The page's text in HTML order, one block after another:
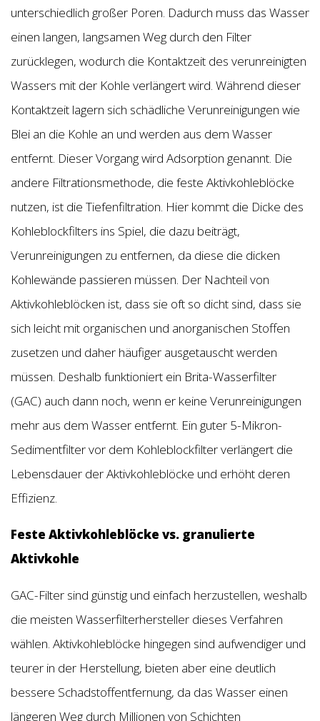
unterschiedlich großer Poren. Dadurch muss das Wasser
einen langen, langsamen Weg durch den Filter
zurücklegen, wodurch die Kontaktzeit des verunreinigten
Wassers mit der Kohle verlängert wird. Während dieser
Kontaktzeit lagern sich schädliche Verunreinigungen wie
Blei an die Kohle an und werden aus dem Wasser
entfernt. Dieser Vorgang wird Adsorption genannt. Die
andere Filtrationsmethode, die feste Aktivkohleblöcke
nutzen, ist die Tiefenfiltration. Hier kommt die Dicke des
Kohleblockfilters ins Spiel, die dazu beiträgt,
Verunreinigungen zu entfernen, da diese die dicken
Kohlewände passieren müssen. Der Nachteil von
Aktivkohleblöcken ist, dass sie oft so dicht sind, dass sie
sich leicht mit organischen und anorganischen Stoffen
zusetzen und daher häufiger ausgetauscht werden
müssen. Deshalb funktioniert ein Brita-Wasserfilter
(GAC) auch dann noch, wenn er keine Verunreinigungen
mehr aus dem Wasser entfernt. Ein guter 5-Mikron-
Sedimentfilter vor dem Kohleblockfilter verlängert die
Lebensdauer der Aktivkohleblöcke und erhöht deren
Effizienz.
Feste Aktivkohleblöcke vs. granulierte
Aktivkohle
GAC-Filter sind günstig und einfach herzustellen, weshalb
die meisten Wasserfilterhersteller dieses Verfahren
wählen. Aktivkohleblöcke hingegen sind aufwendiger und
teurer in der Herstellung, bieten aber eine deutlich
bessere Schadstoffentfernung, da das Wasser einen
längeren Weg durch Millionen von Schichten